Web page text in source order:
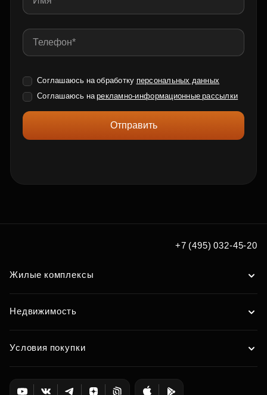
Соглашаюсь на обработку персональных данных
Соглашаюсь нарекламно-информационные рассылки
Отправить
+7 (495) 032-45-20
Жилые комплексы
Недвижимость
Условия покупки